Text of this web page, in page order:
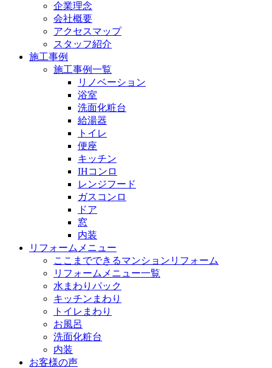
企業理念
会社概要
アクセスマップ
スタッフ紹介
施工事例
施工事例一覧
リノベーション
浴室
洗面化粧台
給湯器
トイレ
便座
キッチン
IHコンロ
レンジフード
ガスコンロ
ドア
窓
内装
リフォームメニュー
ここまでできるマンションリフォーム
リフォームメニュー一覧
水まわりパック
キッチンまわり
トイレまわり
お風呂
洗面化粧台
内装
お客様の声